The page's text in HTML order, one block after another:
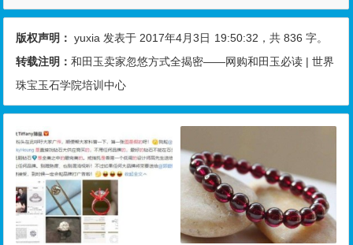
版权声明： yuxia 发表于 2017年4月3日 19:50:32 ，共 836 字。
转载注明：和田玉卖家忽悠方式全揭密——网购和田玉必读 | 世界
珠宝玉石学院培训中心